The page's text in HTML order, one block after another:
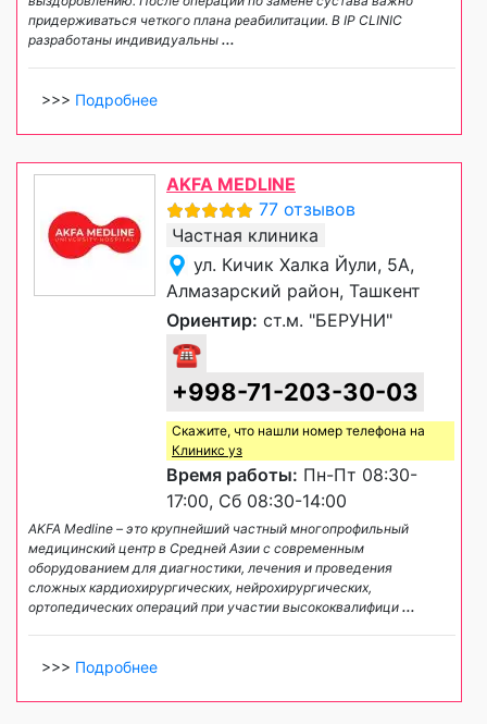
придерживаться четкого плана реабилитации. В IP CLINIC
разработаны индивидуальны ...
>>> Подробнее
AKFA MEDLINE
77 отзывов
Частная клиника
ул. Кичик Халка Йули, 5А,
Алмазарский район, Ташкент
Ориентир: ст.м. "БЕРУНИ"
☎
+998-71-203-30-03
Скажите, что нашли номер телефона на
Клиникс уз
Время работы: Пн-Пт 08:30-
17:00, Сб 08:30-14:00
AKFA Medline – это крупнейший частный многопрофильный
медицинский центр в Средней Азии с современным
оборудованием для диагностики, лечения и проведения
сложных кардиохирургических, нейрохирургических,
ортопедических операций при участии высококвалифици ...
>>> Подробнее